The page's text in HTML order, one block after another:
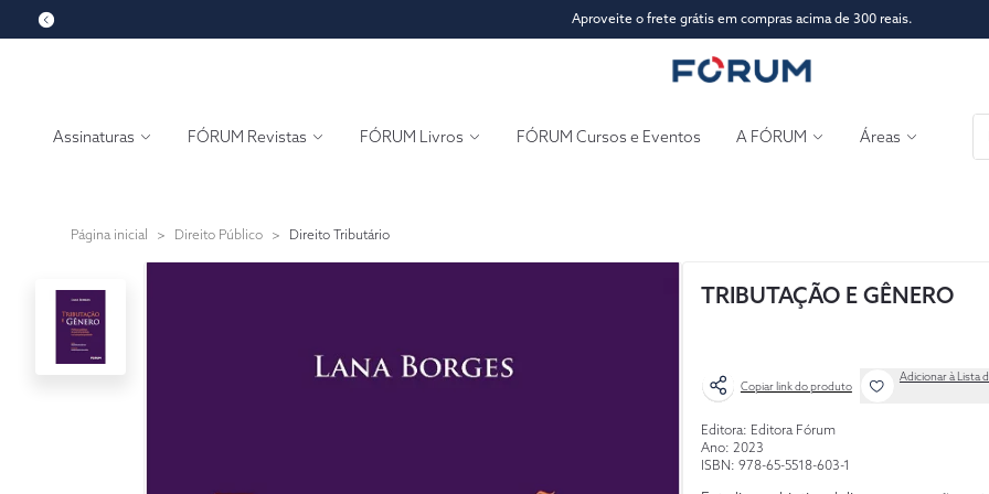
Aproveite o frete grátis em compras acima de 300 reais.
Assinaturas FÓRUM Revistas FÓRUM Livros FÓRUM Cursos e Eventos A FÓRUM Áreas
Página inicial > Direito Público > Direito Tributário
TRIBUTAÇÃO E GÊNERO
Copiar link do produto
Adicionar à Lista
Editora: Editora Fórum
Ano: 2023
ISBN: 978-65-5518-603-1